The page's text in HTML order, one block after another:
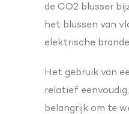
de CO2 blusser
het blussen van
elektrische
Het gebruik van
relatief
belangrijk om te